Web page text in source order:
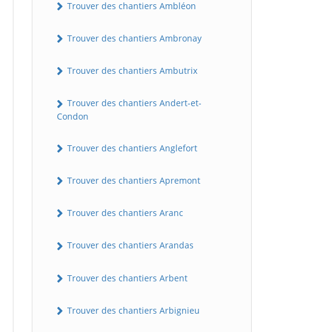
Trouver des chantiers Ambléon
Trouver des chantiers Ambronay
Trouver des chantiers Ambutrix
Trouver des chantiers Andert-et-
Condon
Trouver des chantiers Anglefort
Trouver des chantiers Apremont
Trouver des chantiers Aranc
Trouver des chantiers Arandas
Trouver des chantiers Arbent
Trouver des chantiers Arbignieu